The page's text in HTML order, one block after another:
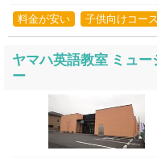
料金が安い 子供向けコース
ヤマハ英語教室 ミュ
ー